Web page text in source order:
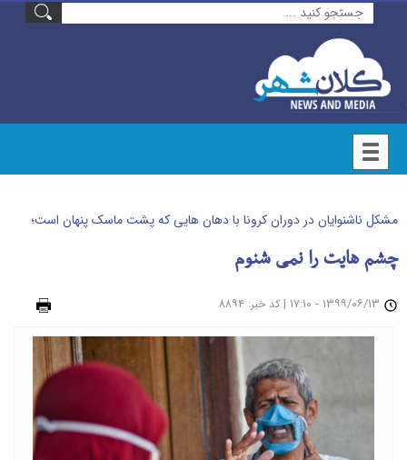
مشکل ناشنوایان در دوران کرونا با دهان هایی که پشت ماسک پنهان است؛
چشم هایت را نمی شنوم
| کد خبر: ۸۸۹۴